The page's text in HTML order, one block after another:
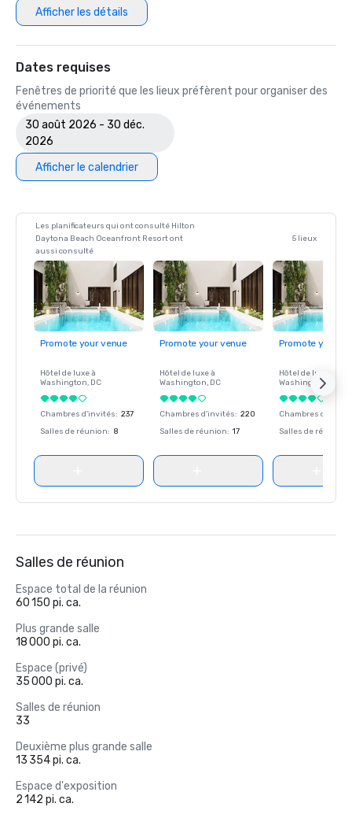
Afficher les détails
Dates requises
Fenêtres de priorité que les lieux préfèrent pour organiser des
événements
30 août 2026 - 30 déc.
2026
Afficher le calendrier
Les planificateurs qui ont consulté Hilton
Daytona Beach Oceanfront Resort ont
aussi consulté
5 lieux
Promote your venue
Hôtel de luxe à
Washington, DC
Chambres d'invités: 237
Salles de réunion: 8
Promote your venue
Hôtel de luxe à
Washington, DC
Chambres d'invités: 220
Salles de réunion: 17
Promote your
Hôtel de luxe à
Washington
Chambres
Salles de réunion
Salles de réunion
Espace total de la réunion
60 150 pi. ca.
Plus grande salle
18 000 pi. ca.
Espace (privé)
35 000 pi. ca.
Salles de réunion
33
Deuxième plus grande salle
13 354 pi. ca.
Espace d'exposition
2 142 pi. ca.